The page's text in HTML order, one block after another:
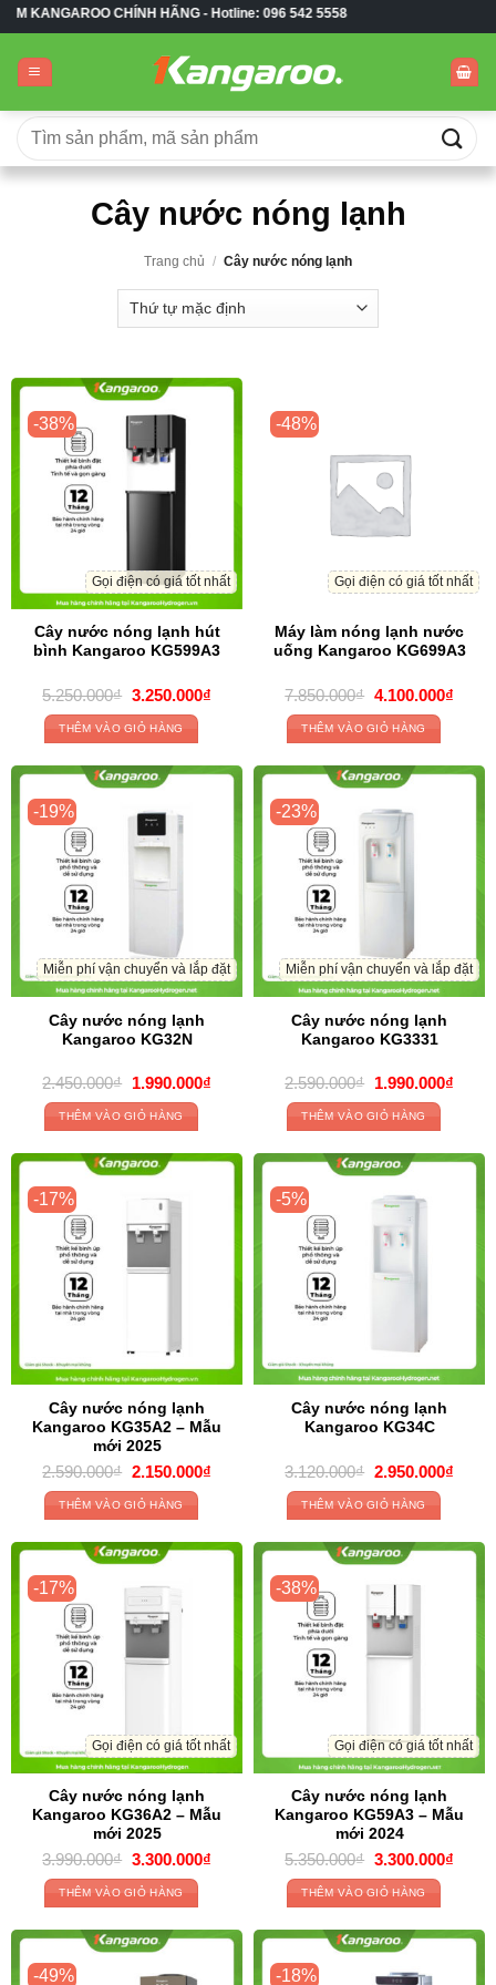
Bỏ
nội
CHÍNH HÃNG -Hotline: 096 542 5558
Tìm
Cây nước nóng lạnh
Trang chủ / Cây nước nóng lạnh
-38%
Gọi điện có giá tốt nhất
Cây nước nóng lạnh hút
bình Kangaroo KG599A3
5.250.000₫ Giá
gốc
là:
5.250.000₫.
3.250.000₫Giá
THÊM VÀO GIỎ HÀNG
-48%
Gọi điện có giá tốt nhất
Máy làm nóng lạnh nước
uống Kangaroo KG699A3
7.850.000₫ Giá
gốc
là:
7.850.000₫.
4.100.000₫Giá
THÊM VÀO GIỎ HÀNG
-19%
Miễn phí vận chuyển và lắp đặt
Cây nước nóng lạnh
Kangaroo KG32N
2.450.000₫ Giá
gốc
là:
2.450.000₫.
1.990.000₫Giá
THÊM VÀO GIỎ HÀNG
-23%
Miễn phí vận chuyển và lắp đặt
Cây nước nóng lạnh
Kangaroo KG3331
2.590.000₫ Giá
gốc
là:
2.590.000₫.
1.990.000₫Giá
THÊM VÀO GIỎ HÀNG
-17%
Cây nước nóng lạnh
Kangaroo KG35A2 – Mẫu
mới 2025
2.590.000₫ Giá
gốc
là:
2.590.000₫.
2.150.000₫Giá
THÊM VÀO GIỎ HÀNG
-5%
Cây nước nóng lạnh
Kangaroo KG34C
3.120.000₫ Giá
gốc
là:
3.120.000₫.
2.950.000₫Giá
THÊM VÀO GIỎ HÀNG
-17%
Gọi điện có giá tốt nhất
Cây nước nóng lạnh
Kangaroo KG36A2 – Mẫu
mới 2025
3.990.000₫ Giá
gốc
là:
3.990.000₫.
3.300.000₫Giá
THÊM VÀO GIỎ HÀNG
-38%
Gọi điện có giá tốt nhất
Cây nước nóng lạnh
Kangaroo KG59A3 – Mẫu
mới 2024
5.350.000₫ Giá
gốc
là:
5.350.000₫.
3.300.000₫Giá
THÊM VÀO GIỎ HÀNG
-49% -18%